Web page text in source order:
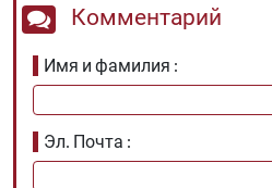
Комментарий
Имя и фамилия
Эл. Почта